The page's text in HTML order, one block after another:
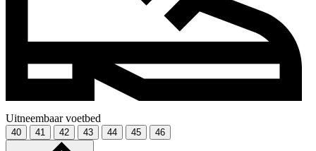
Uitneembaar voetbed
40 41 42 43 44 45 46